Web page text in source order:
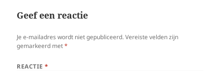
Geef een reactie
Je e-mailadres wordt niet gepubliceerd. Vereiste velden zijn
gemarkeerd met*
REACTIE*